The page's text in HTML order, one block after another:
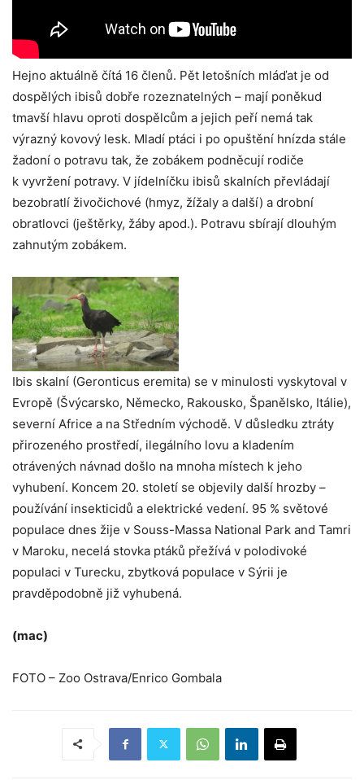
Hejno aktuálně čítá 16 členů. Pět letošních mláďat je od
dospělých ibisů dobře rozeznatelných – mají poněkud
tmavší hlavu oproti dospělcům a jejich peří nemá tak
výrazný kovový lesk. Mladí ptáci i po opuštění hnízda stále
žadoní o potravu tak, že zobákem podněcují rodiče
k vyvržení potravy. V jídelníčku ibisů skalních převládají
bezobratlí živočichové (hmyz, žížaly a další) a drobní
obratlovci (ještěrky, žáby apod.). Potravu sbírají dlouhým
zahnutým zobákem.
Ibis skalní (Geronticus eremita) se v minulosti vyskytoval v
Evropě (Švýcarsko, Německo, Rakousko, Španělsko, Itálie),
severní Africe a na Středním východě. V důsledku ztráty
přirozeného prostředí, ilegálního lovu a kladením
otrávených návnad došlo na mnoha místech k jeho
vyhubení. Koncem 20. století se objevily další hrozby –
používání insekticidů a elektrické vedení. 95 % světové
populace dnes žije v Souss-Massa National Park and Tamri
v Maroku, necelá stovka ptáků přežívá v polodivoké
populaci v Turecku, zbytková populace v Sýrii je
pravděpodobně již vyhubená.
(mac)
FOTO – Zoo Ostrava/Enrico Gombala